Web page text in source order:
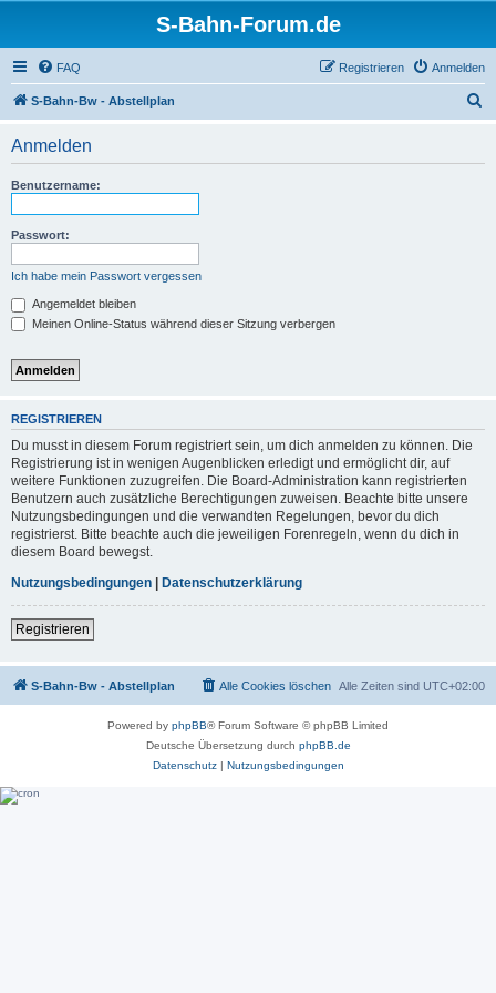
S-Bahn-Forum.de
FAQ Anmelden
Registrieren
S-Bahn-Bw - Abstellplan
Anmelden
Benutzername:
Passwort:
Ich habe mein Passwort vergessen
Angemeldet bleiben
Meinen Online-Status während dieser Sitzung verbergen
REGISTRIEREN
Du musst in diesem Forum registriert sein, um dich anmelden zu können. Die
Registrierung ist in wenigen Augenblicken erledigt und ermöglicht dir, auf
weitere Funktionen zuzugreifen. Die Board-Administration kann registrierten
Benutzern auch zusätzliche Berechtigungen zuweisen. Beachte bitte unsere
Nutzungsbedingungen und die verwandten Regelungen, bevor du dich
registrierst. Bitte beachte auch die jeweiligen Forenregeln, wenn du dich in
diesem Board bewegst.
Nutzungsbedingungen | Datenschutzerklärung
Registrieren
S-Bahn-Bw - Abstellplan Alle Zeiten sind UTC+02:00
Alle Cookies löschen
Powered by phpBB® Forum Software © phpBB Limited
Deutsche Übersetzung durch phpBB.de
Datenschutz| Nutzungsbedingungen